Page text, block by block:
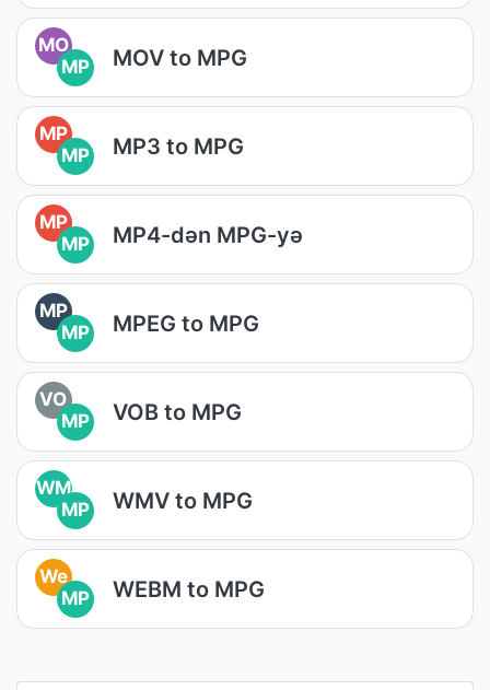
MO
MP
MOV to MPG
MP
MP
MP3 to MPG
MP
MP
MP4-dən MPG-yə
MP
MP
MPEG to MPG
VO
MP
VOB to MPG
WM
MP
WMV to MPG
We
MP
WEBM to MPG